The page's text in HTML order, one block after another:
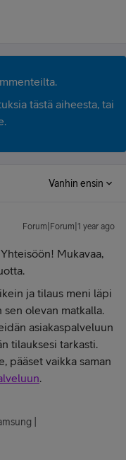
tästä aiheesta, tai
Vanhin ensin
Forum|Forum|1 year ago
Mukavaa,
ja tilaus meni läpi
olevan matkalla.
asiakaspalveluun
tilauksesi tarkasti.
pääset vaikka saman
.
|